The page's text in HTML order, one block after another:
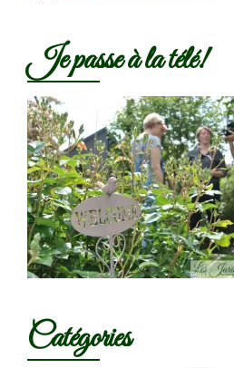
Je passe à la télé!
Catégories